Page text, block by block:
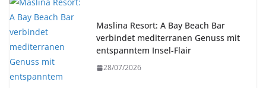
Maslina Resort: A Bay Beach Bar
verbindet mediterranen Genuss mit
entspanntem Insel-Flair
28/07/2026